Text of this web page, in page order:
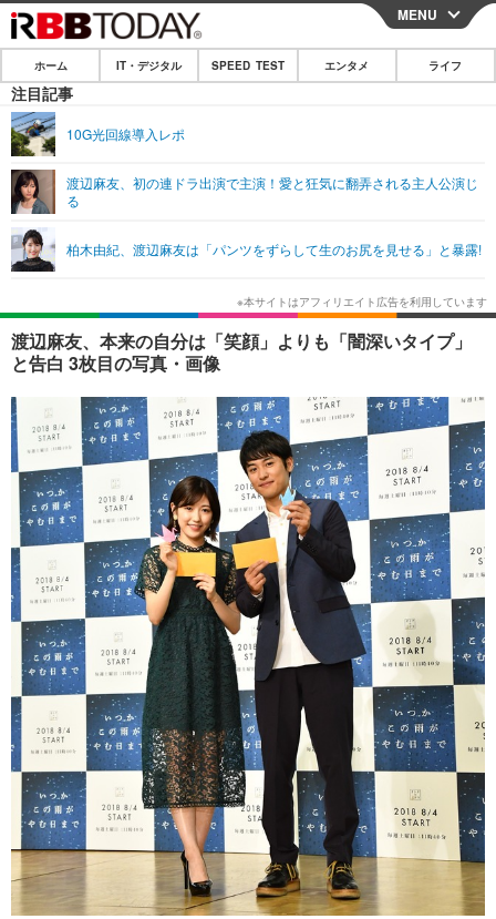
CLOSE
ホーム
IT・デジタル
ショッピング その他
SPEED TEST
エンタメ
エンタメTOP 映画・ドラマ
韓国・芸能
音楽 スポーツ
ショッピング その他
ライフ
ライフTOP グルメ
ペット ショッピング
その他
リリース一覧
プッシュ通知の停止方法
MENU
ホーム IT・デジタル SPEED TEST エンタメ ライフ
注目記事
10G光回線導入レポ
渡辺麻友、初の連ドラ出演で主演！愛と狂気に翻弄される主人公演じ
る
柏木由紀、渡辺麻友は「パンツをずらして生のお尻を見せる」と暴露!
渡辺麻友、本来の自分は「笑顔」よりも「闇深いタイプ」
と告白 3枚目の写真・画像